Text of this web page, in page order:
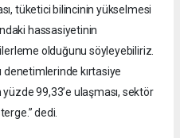
tüketici bilincinin yükselmesi
hassasiyetinin
olduğunu söyleyebiliriz.
denetimlerinde kırtasiye
99,33’e ulaşması, sektör
dedi.